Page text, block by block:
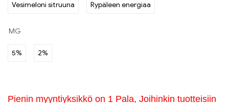
Vesimeloni sitruuna Rypäleen energiaa
MG
5% 2%
Pienin myyntiyksikkö on 1 Pala, Joihinkin tuotteisiin